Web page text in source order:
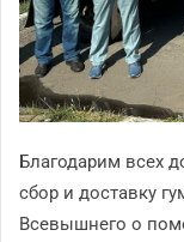
Благодарим всех
сбор и доставку
Всевышнего о